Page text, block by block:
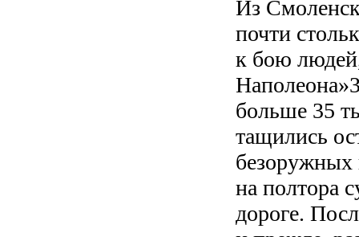
Из
почти
к бою
больше 35
тащились
безоружных
на полтора
дороге.